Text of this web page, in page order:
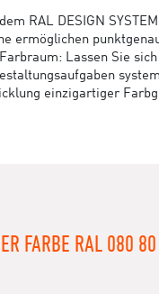
RAL DESIGN SYSTEM
ermöglichen
Lassen Sie
einzigartiger
FARBE RAL 080